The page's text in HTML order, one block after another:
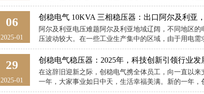
06
2025-01
创稳电气 10KVA 三相稳压器：出口阿尔及利亚
阿尔及利亚电压难题阿尔及利亚地域辽阔，不同地区
压波动较大。在一些工业生产集中的区域，由于用电
29
2025-01
创稳电气稳压器：2025年，科技创新引领行业发
在这辞旧迎新之际，创稳电气携全体员工，向一直以
一年，大家事业如日中天，生活幸福美满。新的一年